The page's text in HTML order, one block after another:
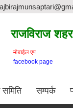
राजविराज
माेबाईल एप
facebook page
समिति सम्पर्क